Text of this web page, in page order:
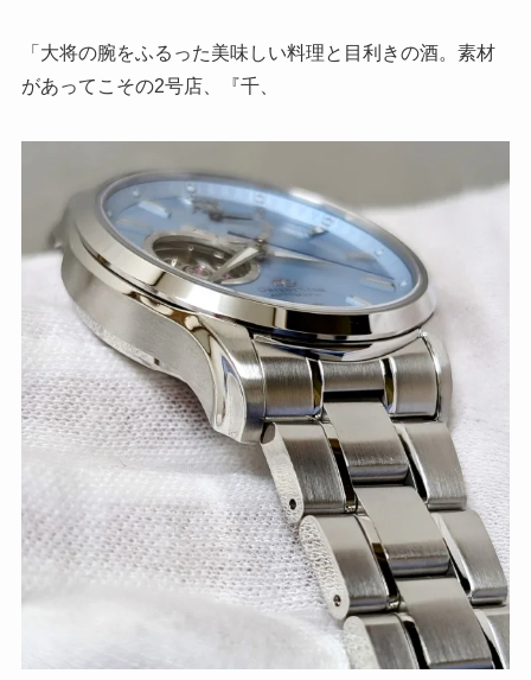
「大将の腕をふるった美味しい料理と目利きの酒。素材
があってこその2号店、『千、